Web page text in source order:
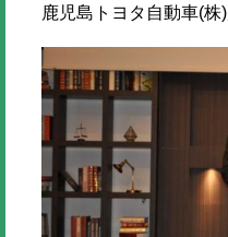
鹿児島トヨタ自動車(